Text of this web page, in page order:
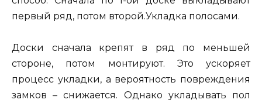
первый ряд, потом второй.Укладка полосами.
Доски сначала крепят в ряд по меньшей
стороне, потом монтируют. Это ускоряет
процесс укладки, а вероятность повреждения
замков – снижается. Однако укладывать пол